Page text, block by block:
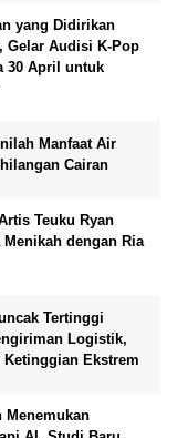
yang Didirikan
Gelar Audisi K-Pop
30 April untuk
Manfaat Air
Cairan
Teuku Ryan
dengan Ria
Tertinggi
Logistik,
Ekstrem
Menemukan